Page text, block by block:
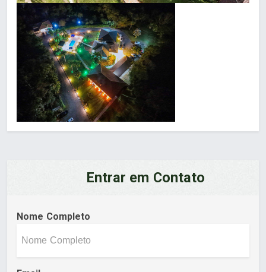
Entrar em Contato
Nome Completo